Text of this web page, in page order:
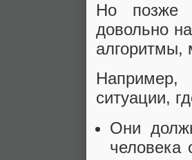
Но позже
довольно
алгоритмы,
Например,
ситуации,
Они
человека